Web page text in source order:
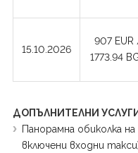
15.10.2026
907
1773.94
ДОПЪЛНИТЕЛНИ
Панорамна обиколка
включени входни